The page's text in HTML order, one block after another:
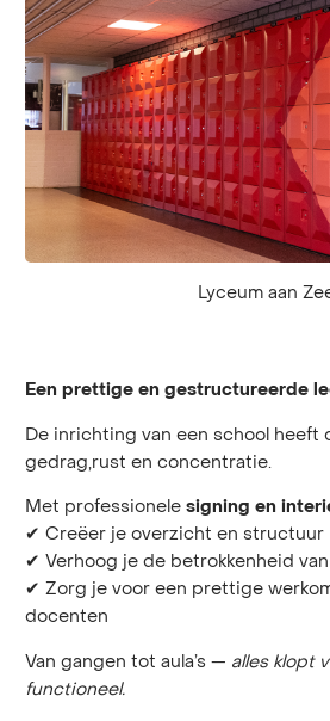
Lyceum aan
Een prettige en gestructureerde
De inrichting van een school heeft
gedrag,rust en concentratie.
Met professionelesigning en
✔ Creëer je overzicht en structuur
✔ Verhoog je de betrokkenheid
✔ Zorg je voor een prettige
docenten
Van gangen tot aula’s — alles klopt
functioneel.